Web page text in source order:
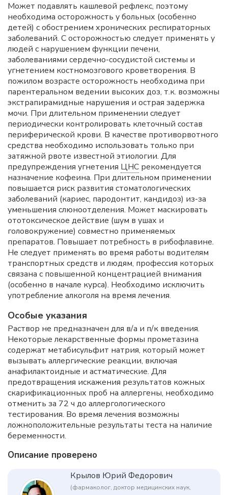
Может подавлять кашлевой рефлекс, поэтому
необходима осторожность у больных (особенно
детей) с обострением хронических респираторных
заболеваний. С осторожностью следует применять у
людей с нарушением функции печени,
заболеваниями сердечно-сосудистой системы и
угнетением костномозгового кроветворения. В
пожилом возрасте осторожность необходима при
парентеральном ведении высоких доз, т.к. возможны
экстрапирамидные нарушения и острая задержка
мочи. При длительном применении следует
периодически контролировать клеточный состав
периферической крови. В качестве противорвотного
средства необходимо использовать только при
затяжной рвоте известной этиологии. Для
предупреждения угнетения ЦНС рекомендуется
назначение кофеина. При длительном применении
повышается риск развития стоматологических
заболеваний (кариес, пародонтит, кандидоз) из-за
уменьшения слюноотделения. Может маскировать
ототоксическое действие (шум в ушах и
головокружение) совместно применяемых
препаратов. Повышает потребность в рибофлавине.
Не следует применять во время работы водителям
транспортных средств и людям, профессия которых
связана с повышенной концентрацией внимания
(особенно в начале курса). Необходимо исключить
употребление алкоголя на время лечения.
Особые указания
Раствор не предназначен для в/а и п/к введения.
Некоторые лекарственные формы прометазина
содержат метабисульфит натрия, который может
вызывать аллергические реакции, включая
анафилактоидные и астматические. Для
предотвращения искажения результатов кожных
скарификационных проб на аллергены, необходимо
отменить за 72 ч до аллергологического
тестирования. Во время лечения возможны
ложноположительные результаты теста на наличие
беременности.
Описание проверено
Крылов Юрий Федорович
(фармаколог, доктор медицинских наук,